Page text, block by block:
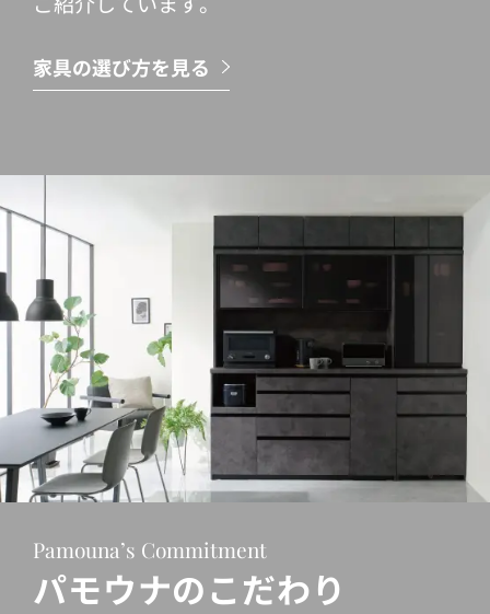
家具の選び方を見る
Pamouna’s Commitment
パモウナのこだわり